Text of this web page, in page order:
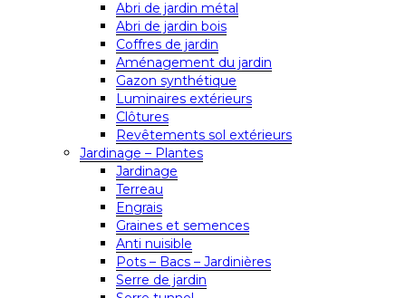
Abri de jardin métal
Abri de jardin bois
Coffres de jardin
Aménagement du jardin
Gazon synthétique
Luminaires extérieurs
Clôtures
Revêtements sol extérieurs
Jardinage – Plantes
Jardinage
Terreau
Engrais
Graines et semences
Anti nuisible
Pots – Bacs – Jardinières
Serre de jardin